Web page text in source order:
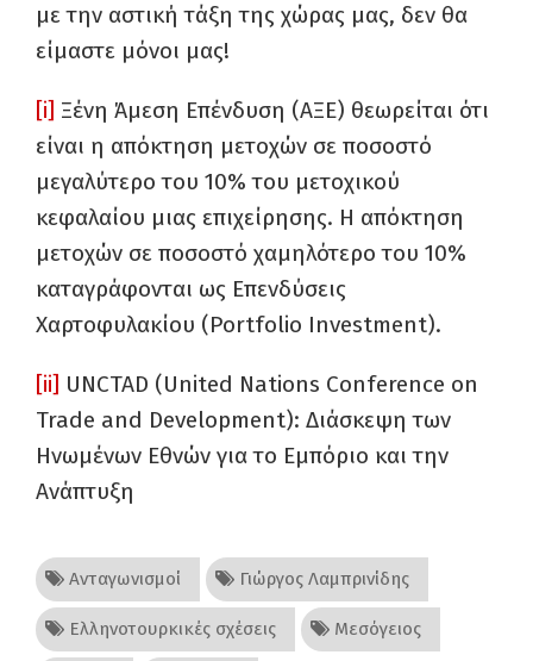
με την αστική τάξη της χώρας μας, δεν θα
είμαστε μόνοι μας!
[i] Ξένη Άμεση Επένδυση (ΑΞΕ) θεωρείται ότι
είναι η απόκτηση μετοχών σε ποσοστό
μεγαλύτερο του 10% του μετοχικού
κεφαλαίου μιας επιχείρησης. Η απόκτηση
μετοχών σε ποσοστό χαμηλότερο του 10%
καταγράφονται ως Επενδύσεις
Χαρτοφυλακίου (Portfolio Investment).
[ii] UNCTAD (United Nations Conference on
Trade and Development): Διάσκεψη των
Ηνωμένων Εθνών για το Εμπόριο και την
Ανάπτυξη
Ανταγωνισμοί Γιώργος Λαμπρινίδης
Ελληνοτουρκικές σχέσεις Μεσόγειος